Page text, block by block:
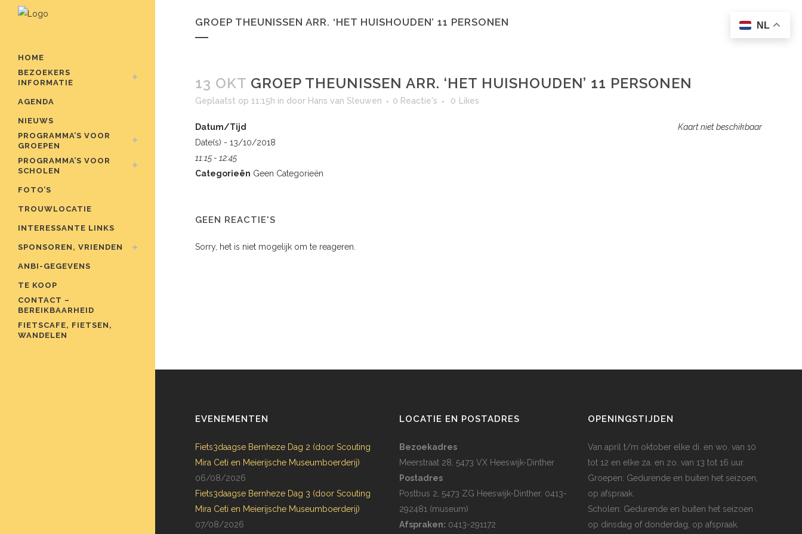
HOME
BEZOEKERS
INFORMATIE
AGENDA
NIEUWS
PROGRAMMA’S VOOR
GROEPEN
PROGRAMMA’S VOOR
SCHOLEN
FOTO’S
TROUWLOCATIE
INTERESSANTE LINKS
SPONSOREN, VRIENDEN
ANBI-GEGEVENS
TE KOOP
CONTACT –
BEREIKBAARHEID
FIETSCAFE, FIETSEN,
WANDELEN
GROEP THEUNISSEN ARR. ‘HET HUISHOUDEN’ 11 PERSONEN
13 OKT GROEP THEUNISSEN ARR. ‘HET HUISHOUDEN’ 11 PERSONEN
Geplaatst op 11:15h in door Hans van Sleuwen 0 Reactie's 0 Likes
Kaart niet beschikbaar
Datum/Tijd
Date(s) - 13/10/2018
11:15 - 12:45
Categorieën Geen Categorieën
GEEN REACTIE'S
Sorry, het is niet mogelijk om te reageren.
EVENEMENTEN
Fiets3daagse Bernheze Dag 2 (door Scouting
Mira Ceti en Meierijsche Museumboerderij)
06/08/2026
Fiets3daagse Bernheze Dag 3 (door Scouting
Mira Ceti en Meierijsche Museumboerderij)
07/08/2026
LOCATIE EN POSTADRES
Bezoekadres
Meerstraat 28, 5473 VX Heeswijk-Dinther
Postadres
Postbus 2, 5473 ZG Heeswijk-Dinther. 0413-
292481 (museum)
Afspraken: 0413-291172
OPENINGSTIJDEN
Van april t/m oktober elke di. en wo. van 10
tot 12 en elke za. en zo. van 13 tot 16 uur.
Groepen: Gedurende en buiten het seizoen,
op afspraak.
Scholen: Gedurende en buiten het seizoen
op dinsdag of donderdag, op afspraak.
NL